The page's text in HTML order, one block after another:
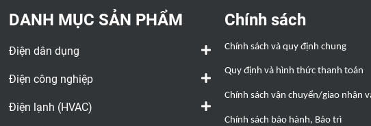
DANH MỤC SẢN PHẨM
Điện dân dụng
Điện công nghiệp
Điện lạnh (HVAC)
Chính sách
Chính sách và quy định chung
Quy định và hình thức thanh toán
Chính sách vận chuyển/giao nhận
Chính sách bảo hành, Bảo trì